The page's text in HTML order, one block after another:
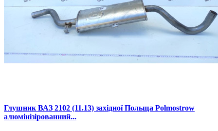
Глушник ВАЗ 2102 (11.13) західної Польща Polmostrow
алюмінізірованний...